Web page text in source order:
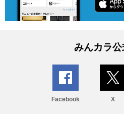
みんカラ
Facebook X